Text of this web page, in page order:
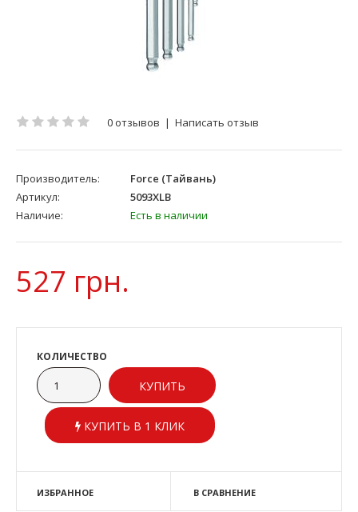
0 отзывов | Написать отзыв
Производитель:
Force (Тайвань)
Артикул:
5093XLB
Наличие:
Есть в наличии
527 грн.
КОЛИЧЕСТВО
КУПИТЬ В 1 КЛИК
ИЗБРАННОЕ В СРАВНЕНИЕ